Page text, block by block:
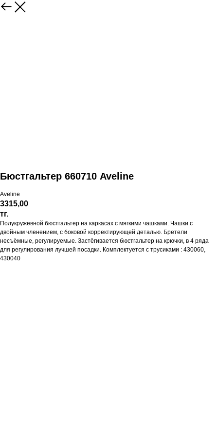
Бюстгальтер 660710 Aveline
Aveline
3315,00
тг.
Полукружевной бюстгальтер на каркасах с мягкими чашками. Чашки с
двойным членением, с боковой корректирующей деталью. Бретели
несъёмные, регулируемые. Застёгивается бюстгальтер на крючки, в 4 ряда
для регулирования лучшей посадки. Комплектуется с трусиками : 430060,
430040